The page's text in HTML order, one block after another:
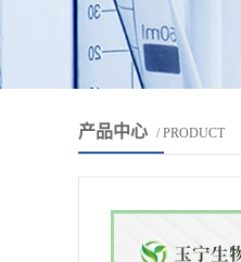
产品中心 / PRODUCT